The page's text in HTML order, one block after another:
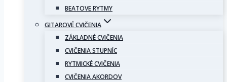
BEATOVE RYTMY
GITAROVÉ CVIČENIA
ZÁKLADNÉ CVIČENIA
CVIČENIA STUPNÍC
RYTMICKÉ CVIČENIA
CVIČENIA AKORDOV